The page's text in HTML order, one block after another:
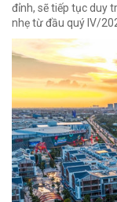
đỉnh, sẽ tiếp tục duy
nhẹ từ đầu quý IV/